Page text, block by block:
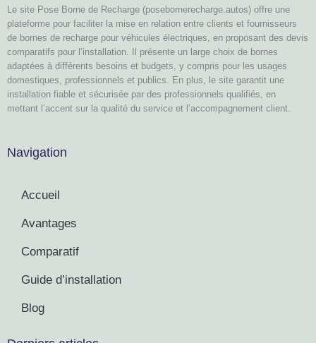
Le site Pose Borne de Recharge (posebornerecharge.autos) offre une
plateforme pour faciliter la mise en relation entre clients et fournisseurs
de bornes de recharge pour véhicules électriques, en proposant des devis
comparatifs pour l’installation. Il présente un large choix de bornes
adaptées à différents besoins et budgets, y compris pour les usages
domestiques, professionnels et publics. En plus, le site garantit une
installation fiable et sécurisée par des professionnels qualifiés, en
mettant l’accent sur la qualité du service et l’accompagnement client.
Navigation
Accueil
Avantages
Comparatif
Guide d’installation
Blog